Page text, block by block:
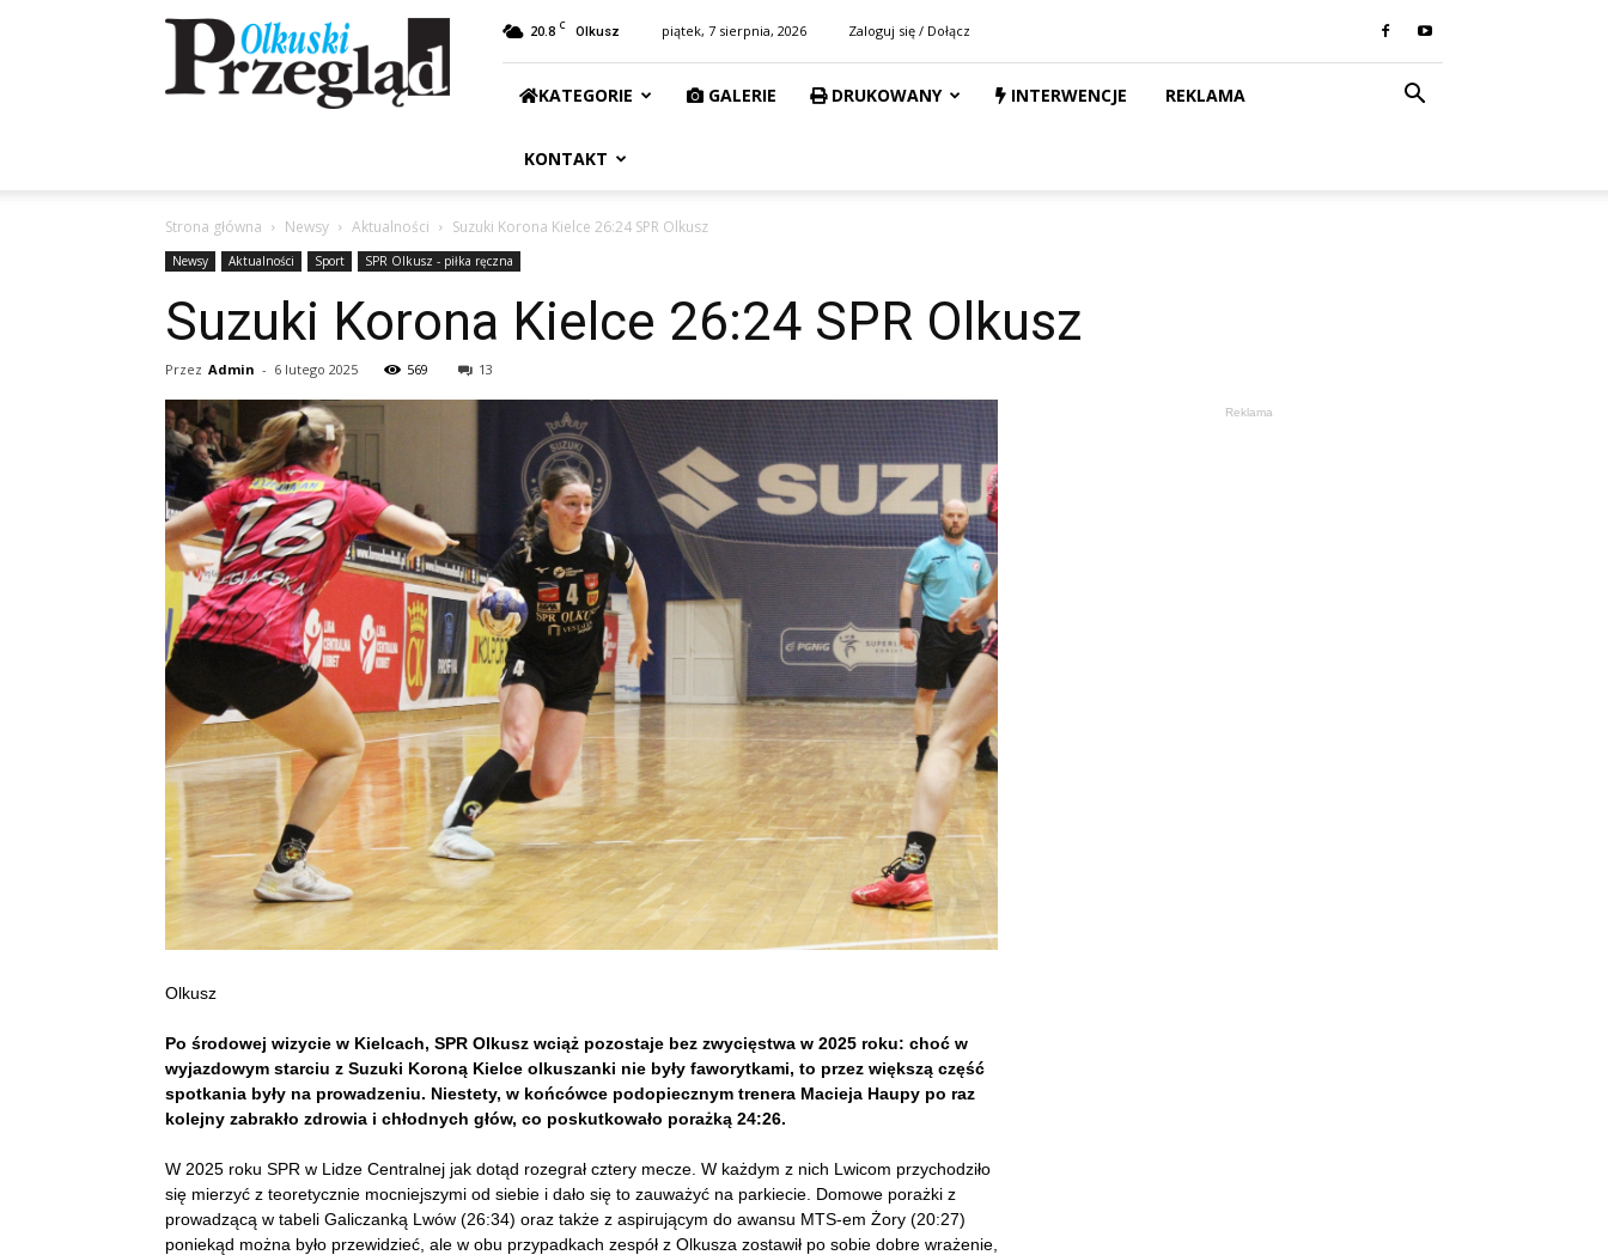
Przegląd
Olkuski
20.8 C Olkusz piątek, 7 sierpnia, 2026 Zaloguj się / Dołącz
KATEGORIE GALERIE DRUKOWANY INTERWENCJE REKLAMA
KONTAKT
Strona główna Newsy Aktualności Suzuki Korona Kielce 26:24 SPR Olkusz
Newsy Aktualności Sport SPR Olkusz - piłka ręczna
Suzuki Korona Kielce 26:24 SPR Olkusz
Przez Admin - 6 lutego 2025 569 13
Olkusz
Po środowej wizycie w Kielcach, SPR Olkusz wciąż pozostaje bez zwycięstwa w 2025 roku: choć w
wyjazdowym starciu z Suzuki Koroną Kielce olkuszanki nie były faworytkami, to przez większą część
spotkania były na prowadzeniu. Niestety, w końcówce podopiecznym trenera Macieja Haupy po raz
kolejny zabrakło zdrowia i chłodnych głów, co poskutkowało porażką 24:26.
W 2025 roku SPR w Lidze Centralnej jak dotąd rozegrał cztery mecze. W każdym z nich Lwicom przychodziło
się mierzyć z teoretycznie mocniejszymi od siebie i dało się to zauważyć na parkiecie. Domowe porażki z
prowadzącą w tabeli Galiczanką Lwów (26:34) oraz także z aspirującym do awansu MTS-em Żory (20:27)
poniekąd można było przewidzieć, ale w obu przypadkach zespół z Olkusza zostawił po sobie dobre wrażenie,
Reklama